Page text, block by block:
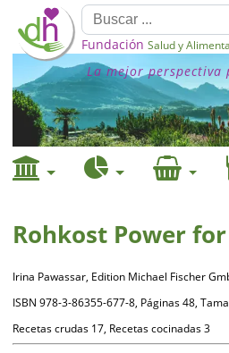
Fundación Salud y
La mejor perspectiva
Rohkost Power
Irina Pawassar, Edition Michael Fischer
ISBN 978-3-86355-677-8, Páginas 48,
Recetas crudas 17, Recetas cocinadas 3